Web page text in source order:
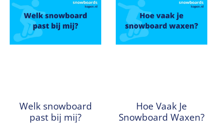
Welk snowboard
past bij mij?
Hoe Vaak Je
Snowboard Waxen?